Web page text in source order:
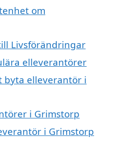
om
Livsförändringar
elleverantörer
byta elleverantör i
i Grimstorp
i Grimstorp